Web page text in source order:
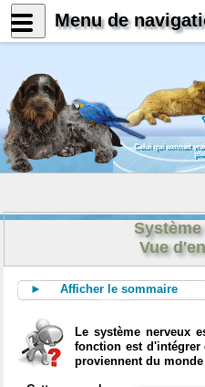
Celui qui connait
Vue
► Afficher le sommaire
Le système nerveux
fonction est d'intégrer
proviennent du
Menu de